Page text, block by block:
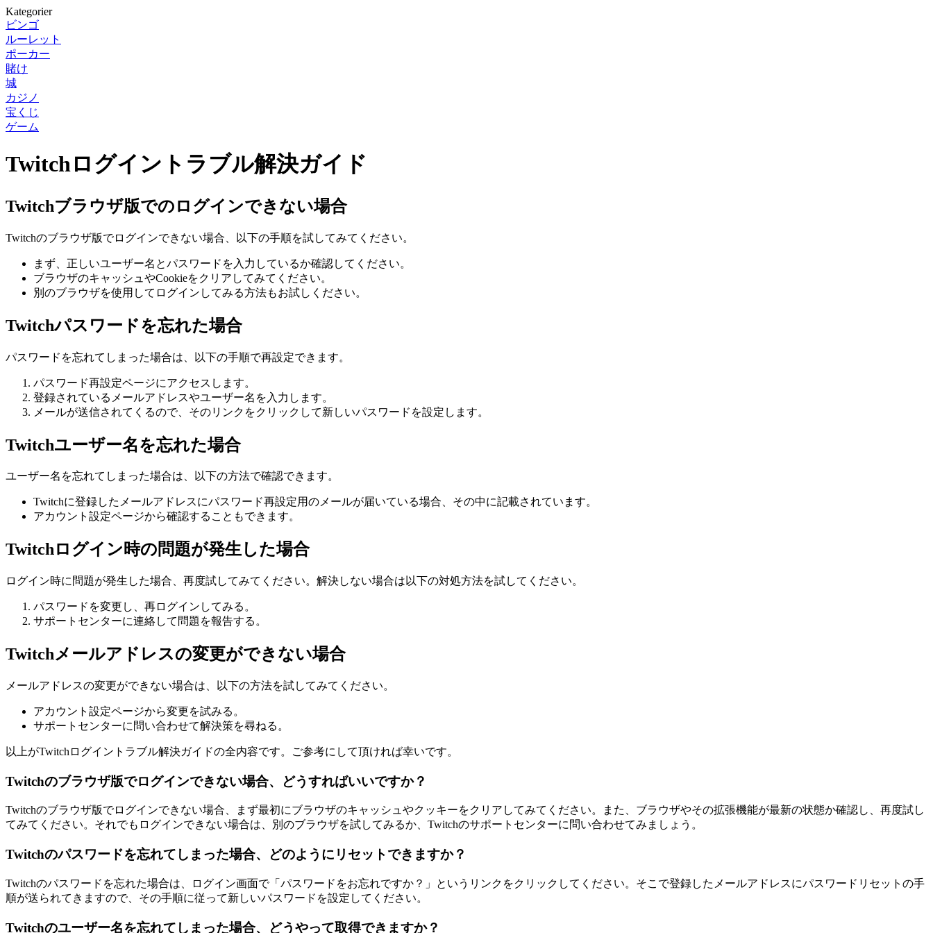
Kategorier
ビンゴ
ルーレット
ポーカー
賭け
城
カジノ
宝くじ
ゲーム
Twitchログイントラブル解決ガイド
Twitchブラウザ版でのログインできない場合
Twitchのブラウザ版でログインできない場合、以下の手順を試してみてください。
まず、正しいユーザー名とパスワードを入力しているか確認してください。
ブラウザのキャッシュやCookieをクリアしてみてください。
別のブラウザを使用してログインしてみる方法もお試しください。
Twitchパスワードを忘れた場合
パスワードを忘れてしまった場合は、以下の手順で再設定できます。
パスワード再設定ページにアクセスします。
登録されているメールアドレスやユーザー名を入力します。
メールが送信されてくるので、そのリンクをクリックして新しいパスワードを設定します。
Twitchユーザー名を忘れた場合
ユーザー名を忘れてしまった場合は、以下の方法で確認できます。
Twitchに登録したメールアドレスにパスワード再設定用のメールが届いている場合、その中に記載されています。
アカウント設定ページから確認することもできます。
Twitchログイン時の問題が発生した場合
ログイン時に問題が発生した場合、再度試してみてください。解決しない場合は以下の対処方法を試してください。
パスワードを変更し、再ログインしてみる。
サポートセンターに連絡して問題を報告する。
Twitchメールアドレスの変更ができない場合
メールアドレスの変更ができない場合は、以下の方法を試してみてください。
アカウント設定ページから変更を試みる。
サポートセンターに問い合わせて解決策を尋ねる。
以上がTwitchログイントラブル解決ガイドの全内容です。ご参考にして頂ければ幸いです。
Twitchのブラウザ版でログインできない場合、どうすればいいですか？
Twitchのブラウザ版でログインできない場合、まず最初にブラウザのキャッシュやクッキーをクリアしてみてください。また、ブラウザやその拡張機能が最新の状態か確認し、再度試し
てみてください。それでもログインできない場合は、別のブラウザを試してみるか、Twitchのサポートセンターに問い合わせてみましょう。
Twitchのパスワードを忘れてしまった場合、どのようにリセットできますか？
Twitchのパスワードを忘れた場合は、ログイン画面で「パスワードをお忘れですか？」というリンクをクリックしてください。そこで登録したメールアドレスにパスワードリセットの手
順が送られてきますので、その手順に従って新しいパスワードを設定してください。
Twitchのユーザー名を忘れてしまった場合、どうやって取得できますか？